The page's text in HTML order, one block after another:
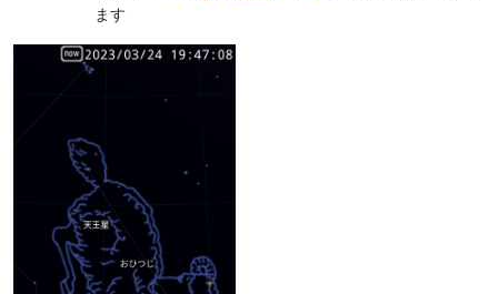
内合
日付は赤道座標系（黄道座標系では13
ます